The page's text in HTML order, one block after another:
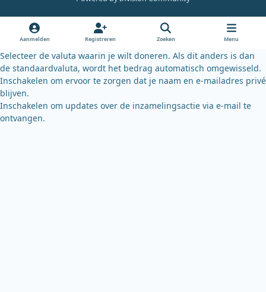
o
k
b
k
y
Aanmelden Registreren Zoeken Menu
Selecteer de valuta waarin je wilt doneren. Als dit anders is dan
de standaardvaluta, wordt het bedrag automatisch omgewisseld.
Inschakelen om ervoor te zorgen dat je naam en e-mailadres privé
blijven.
Inschakelen om updates over de inzamelingsactie via e-mail te
ontvangen.